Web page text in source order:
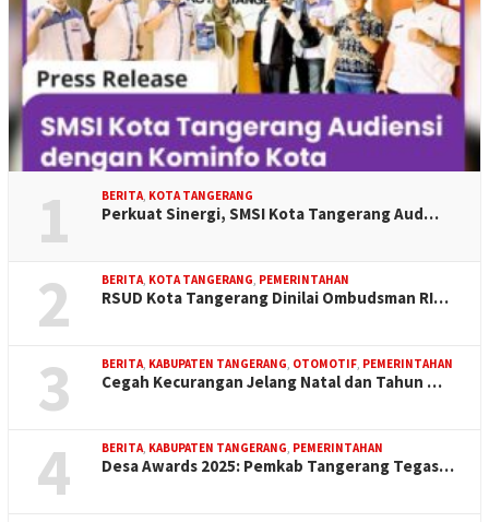
1 BERITA KOTA TANGERANG
Perkuat Sinergi, SMSI Kota Tangerang Aud…
2 BERITA KOTA TANGERANG PEMERINTAHAN
RSUD Kota Tangerang Dinilai Ombudsman RI…
3 BERITA KABUPATEN TANGERANG OTOMOTIF PEMERINTAHAN
Cegah Kecurangan Jelang Natal dan Tahun …
4 BERITA KABUPATEN TANGERANG PEMERINTAHAN
Desa Awards 2025: Pemkab Tangerang Tegas…